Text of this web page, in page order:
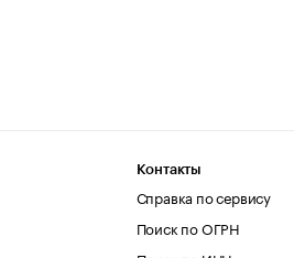
Контакты
Справка по сервису
Поиск по ОГРН